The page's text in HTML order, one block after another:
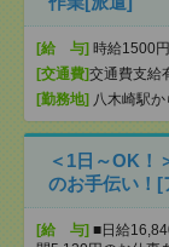
[給 与] 時給1500円
[交通費]交通費支給
[勤務地] 八木崎駅
＜1日～OK！
のお手伝い！[
[給 与] ■日給